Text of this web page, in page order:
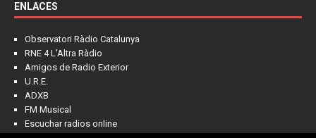
ENLACES
Observatori Ràdio Catalunya
RNE 4 L'Altra Ràdio
Amigos de Radio Exterior
U.R.E.
ADXB
FM Musical
Escuchar radios online